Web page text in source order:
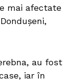
mai afectate
au fost
iar în